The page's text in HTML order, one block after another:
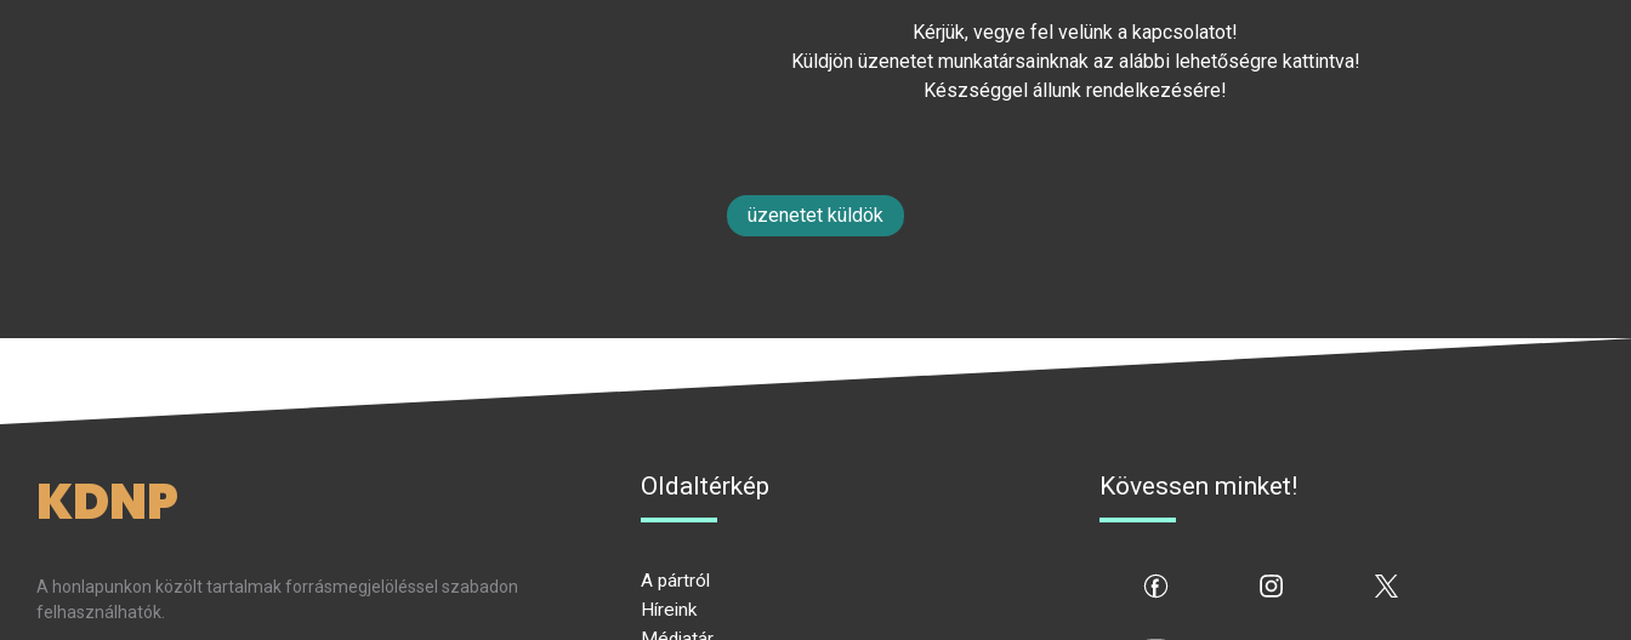
Kérjük, vegye fel velünk a kapcsolatot!
Küldjön üzenetet munkatársainknak az alábbi lehetőségre kattintva!
Készséggel állunk rendelkezésére!
üzenetet küldök
KDNP
A honlapunkon közölt tartalmak forrásmegjelöléssel szabadon
felhasználhatók.
Oldaltérkép
A pártról
Híreink
Kövessen minket!